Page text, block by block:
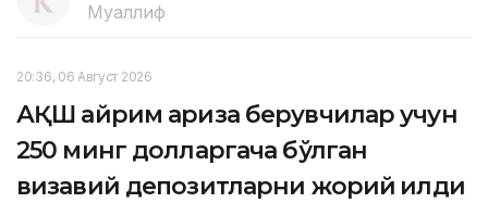
Муаллиф
20:36, 06 Август 2026
АҚШ айрим ариза берувчилар учун
250 минг долларгача бўлган
визавий депозитларни жорий қилди